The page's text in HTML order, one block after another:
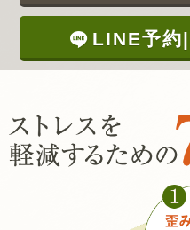
LINE予約|